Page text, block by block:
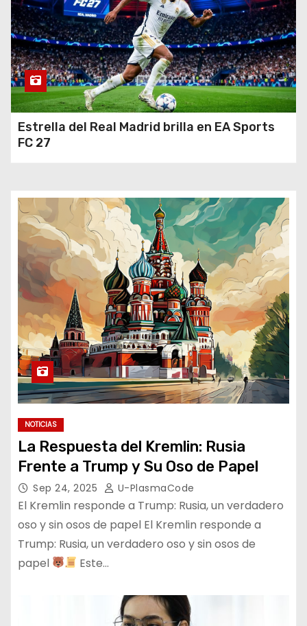
Estrella del Real Madrid brilla en EA Sports
FC 27
NOTICIAS
La Respuesta del Kremlin: Rusia
Frente a Trump y Su Oso de Papel
Sep 24, 2025 U-PlasmaCode
El Kremlin responde a Trump: Rusia, un verdadero
oso y sin osos de papel El Kremlin responde a
Trump: Rusia, un verdadero oso y sin osos de
papel
Este…